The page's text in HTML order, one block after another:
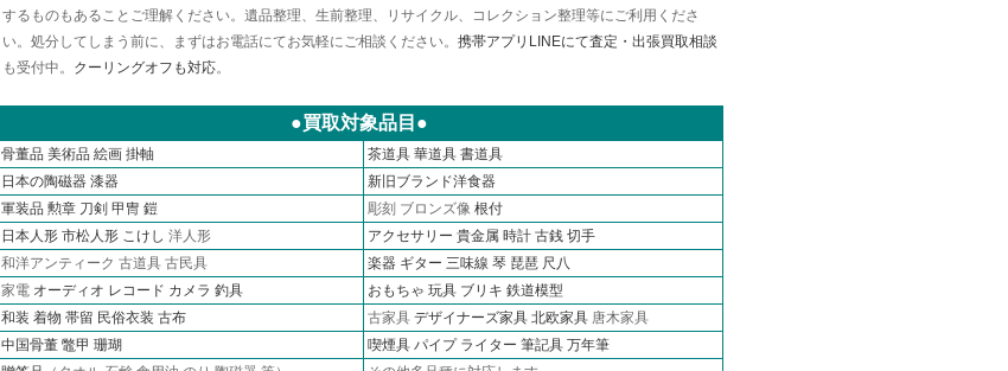
するものもあることご理解ください。遺品整理、生前整理、リサイクル、コレクション整理等にご利用くださ
い。処分してしまう前に、まずはお電話にてお気軽にご相談ください。 携帯アプリLINEにて査定・出張買取相談
も受付中。
クーリングオフも対応。
●買取対象品目●
骨董品 美術品 絵画 掛軸 茶道具 華道具 書道具
日本の陶磁器 漆器
新旧ブランド洋食器
軍装品 勲章 刀剣 甲冑 鎧 彫刻 ブロンズ像 根付
日本人形 市松人形 こけし 洋人形 アクセサリー 貴金属 時計 古銭 切手
和洋アンティーク 古道具 古民具
楽器 ギター 三味線 琴 琵琶 尺八
家電 オーディオ レコード カメラ 釣具 おもちゃ 玩具 ブリキ 鉄道模型
和装 着物 帯留 民俗衣装 古布
古家具 デザイナーズ家具 北欧家具唐木家具
中国骨董 鼈甲 珊瑚
喫煙具 パイプ ライター 筆記具 万年筆